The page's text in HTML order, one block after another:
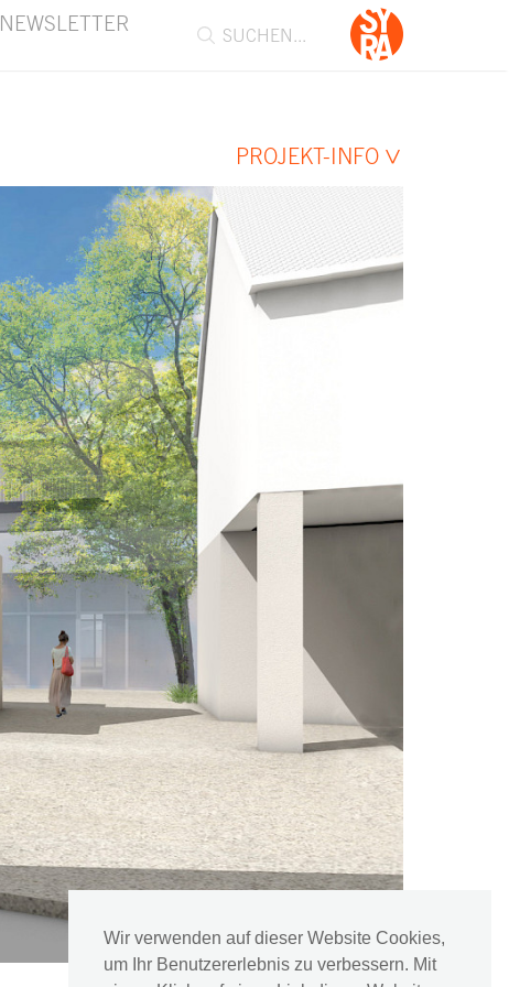
Wir verwenden auf dieser Website Cookies,
um Ihr Benutzererlebnis zu verbessern. Mit
NEWSLETTER
PROJEKT-INFO